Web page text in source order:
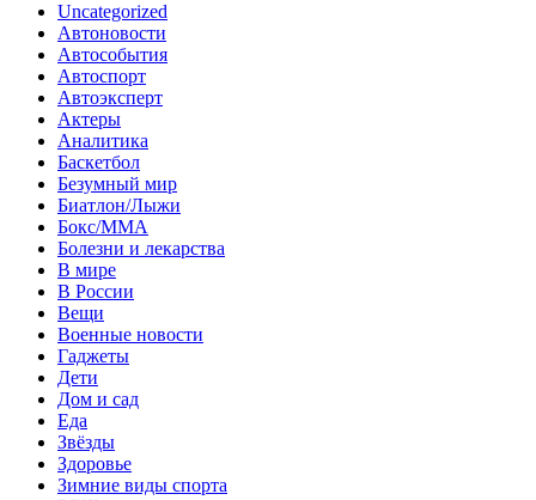
Uncategorized
Автоновости
Автособытия
Автоспорт
Автоэксперт
Актеры
Аналитика
Баскетбол
Безумный мир
Биатлон/Лыжи
Бокс/MMA
Болезни и лекарства
В мире
В России
Вещи
Военные новости
Гаджеты
Дети
Дом и сад
Еда
Звёзды
Здоровье
Зимние виды спорта